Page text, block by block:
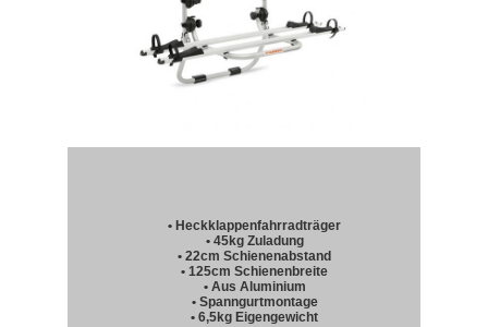
• Heckklappenfahrradträger
• 45kg Zuladung
• 22cm Schienenabstand
• 125cm Schienenbreite
• Aus Aluminium
• Spanngurtmontage
• 6,5kg Eigengewicht